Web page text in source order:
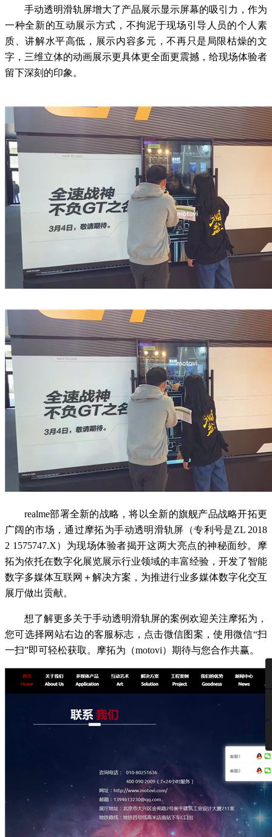
手动透明滑轨屏增大了产品展示显示屏幕的吸引力，作为
一种全新的互动展示方式，不拘泥于现场引导人员的个人素
质、讲解水平高低，展示内容多元，不再只是局限枯燥的文
字，三维立体的动画展示更具体更全面更震撼，给现场体验者
留下深刻的印象。
realme部署全新的战略，将以全新的旗舰产品战略开拓更
广阔的市场，通过摩拓为手动透明滑轨屏（专利号是ZL 2018
2 1575747.X）为现场体验者揭开这两大亮点的神秘面纱。摩
拓为依托在数字化展览展示行业领域的丰富经验，开发了智能
数字多媒体互联网＋解决方案，为推进行业多媒体数字化交互
展厅做出贡献。
想了解更多关于手动透明滑轨屏的案例欢迎关注摩拓为，
您可选择网站右边的客服标志，点击微信图案，使用微信“扫
一扫”即可轻松获取。摩拓为（motovi）期待与您合作共赢。